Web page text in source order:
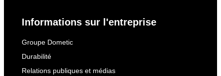
Informations sur l'entreprise
Groupe Dometic
Durabilité
Relations publiques et médias